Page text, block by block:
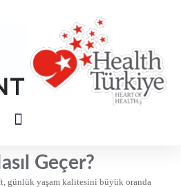
Geçer?
günlük yaşam kalitesini büyük oranda